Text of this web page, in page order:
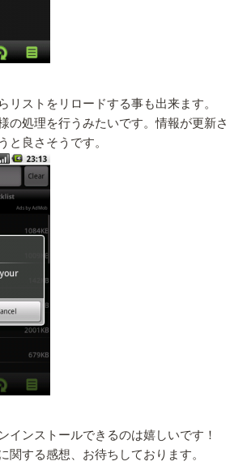
リストをリロードする事も出来ます。
の処理を行うみたいです。情報が更新さ
と良さそうです。
インストールできるのは嬉しいです！
関する感想、お待ちしております。